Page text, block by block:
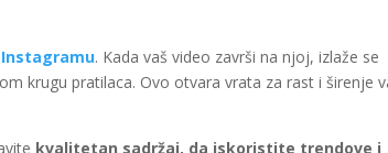
. Kada vaš video završi na njoj, izlaže se
krugu pratilaca. Ovo otvara vrata za rast i širenje
kvalitetan sadržaj, da iskoristite trendove i